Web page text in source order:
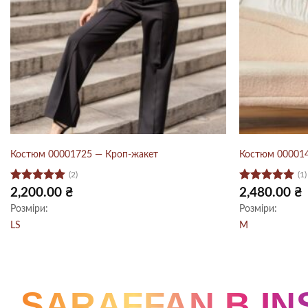
Костюм 00001725 — Кроп-жакет
Оцінено в
з 5
(2)
2,200.00 ₴
Розміри:
LS
Костюм
Оцінено в
з 5
(1)
2,480.00 ₴
Розміри:
M